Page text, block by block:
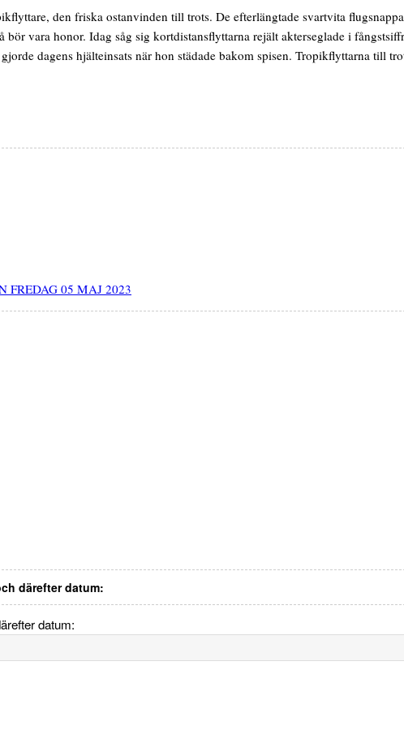
den friska ostanvinden till trots. De efterlängtade svartvita
vara honor. Idag såg sig kortdistansflyttarna rejält akterseglade i
dagens hjälteinsats när hon städade bakom spisen. Tropikflyttarna till
FREDAG 05 MAJ 2023
därefter datum:
datum: